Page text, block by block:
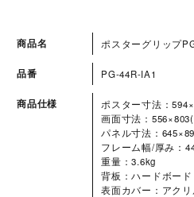
商品名 ポスターグリップ
品番 PG-44R-IA1
商品仕様
ポスター寸法：
画面寸法：
パネル寸法：
フレーム幅/厚み：
重量：3.6kg
背板：ハードボード
表面カバー：アクリ